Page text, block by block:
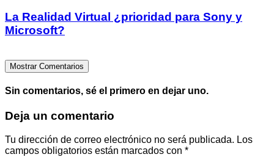
La Realidad Virtual ¿prioridad para Sony y
Microsoft?
Mostrar Comentarios
Sin comentarios, sé el primero en dejar uno.
Deja un comentario
Tu dirección de correo electrónico no será publicada. Los
campos obligatorios están marcados con *